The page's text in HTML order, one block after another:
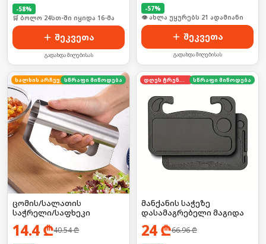
-58%
🛒 ბოლო 24სთ-ში იყიდა 16-მა
შეკვეთა
გადახდა მიღებისას
-57%
🛒 ბოლო 24სთ-ში იყიდა 28-მა
შეკვეთა
გადახდა მიღებისას
ხალხის არჩევანისწრაფი მიწოდება
ცომის/სალათის
საჭრელი/საფხეკი
14.4₾40.54₾
სწრაფი მიწოდება
მანქანის საჭეზე
დასამაგრებელი მაგიდა
24₾66.96₾